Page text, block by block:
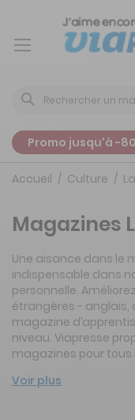
Promo jusqu'à -
Accueil Culture
Magazines
Une aisance dans le
indispensable dans
personnelle.
étrangères - anglais,
magazine
niveau. Viapresse
magazines pour tous
Voir plus